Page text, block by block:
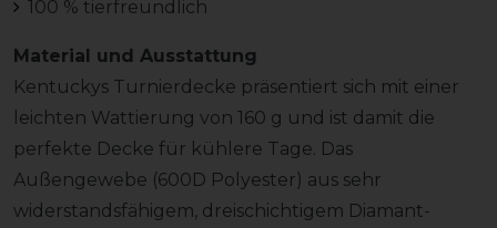
100 % tierfreundlich
Material und Ausstattung
Kentuckys Turnierdecke präsentiert sich mit einer
leichten Wattierung von 160 g und ist damit die
perfekte Decke für kühlere Tage. Das
Außengewebe (600D Polyester) aus sehr
widerstandsfähigem, dreischichtigem Diamant-